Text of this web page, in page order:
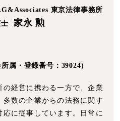
東京法律事務所
家永 勲
属・登録番号：39024)
経営に携わる一方で、企業
数の企業からの法務に関す
に従事しています。日常に